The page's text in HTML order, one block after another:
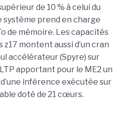
de 10 % à celui du
système prend en charge
de mémoire. Les capacités
montent aussi d’un cran
accélérateur (Spyre) sur
apportant pour le ME2 un
inférence exécutée sur
doté de 21 cœurs.